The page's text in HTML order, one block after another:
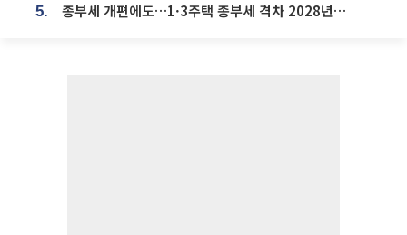
5. 종부세 개편에도…1·3주택 종부세 격차 2028년부터 확대